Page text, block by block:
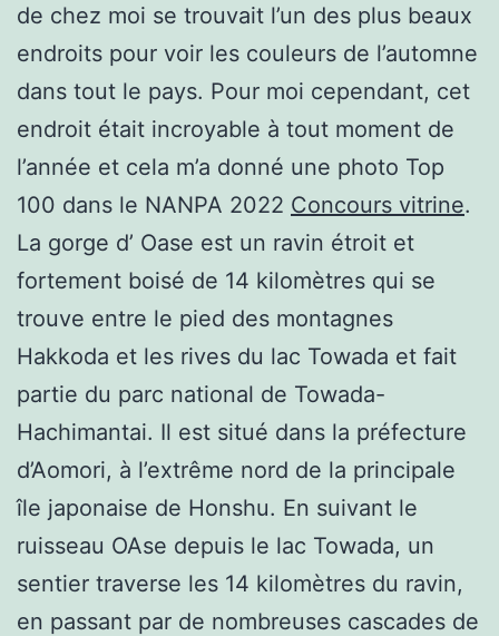
de chez moi se trouvait l’un des plus beaux
endroits pour voir les couleurs de l’automne
dans tout le pays. Pour moi cependant, cet
endroit était incroyable à tout moment de
l’année et cela m’a donné une photo Top
100 dans le NANPA 2022 Concours vitrine.
La gorge d’ Oase est un ravin étroit et
fortement boisé de 14 kilomètres qui se
trouve entre le pied des montagnes
Hakkoda et les rives du lac Towada et fait
partie du parc national de Towada-
Hachimantai. Il est situé dans la préfecture
d’Aomori, à l’extrême nord de la principale
île japonaise de Honshu. En suivant le
ruisseau OAse depuis le lac Towada, un
sentier traverse les 14 kilomètres du ravin,
en passant par de nombreuses cascades de